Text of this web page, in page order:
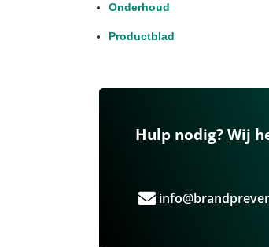
Onderhoud
Productblad
Hulp nodig? Wij